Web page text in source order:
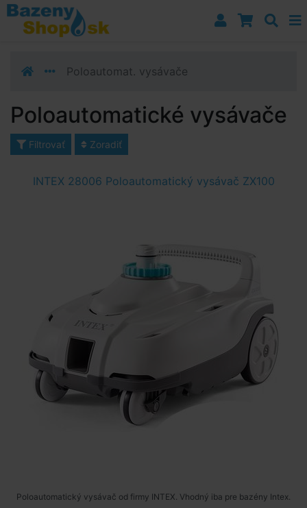
Prejsť k navigácii
Prejsť na obsah
Prejsť k bočnému stĺpci
Poloautomat. vysávače
Poloautomatické vysávače
Filtrovať Zoradiť
INTEX 28006 Poloautomatický vysávač ZX100
Poloautomatický vysávač od firmy INTEX. Vhodný iba pre bazény Intex.